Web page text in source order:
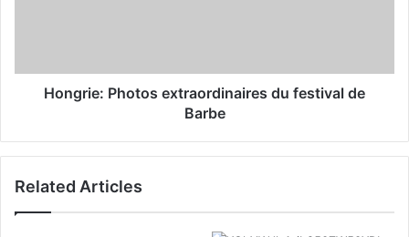
Hongrie: Photos extraordinaires du festival de
Barbe
Related Articles